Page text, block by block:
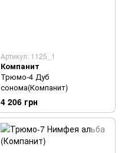
Артикул: 1125_1
Компанит
Трюмо-4 Дуб
сонома(Компанит)
4 206 грн